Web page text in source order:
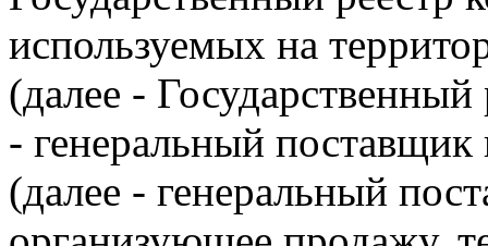
используемых на
(далее - Государственный
- генеральный
(далее - генеральный